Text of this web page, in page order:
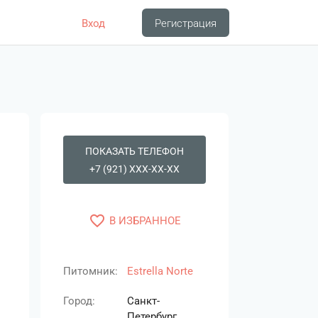
Вход Регистрация
ПОКАЗАТЬ ТЕЛЕФОН
+7 (921) XXX-XX-XX
favorite_border В ИЗБРАННОЕ
Питомник: Estrella Norte
Город:
Санкт-